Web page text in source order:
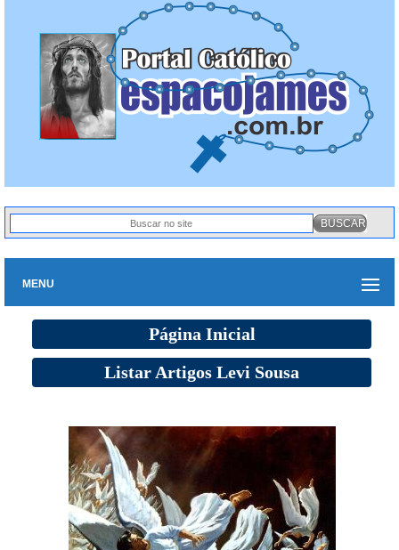
MENU
Página Inicial
Listar Artigos Levi Sousa